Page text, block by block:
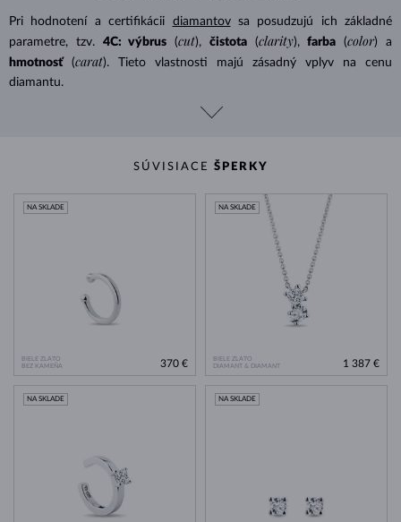
Pri hodnotení a certifikácii diamantovsa posudzujú ich základné
parametre, tzv.
4C: výbrus (cut), čistota (clarity), farba (color) a
hmotnosť
(carat). Tieto vlastnosti majú zásadný vplyv na cenu
diamantu.
SÚVISIACE ŠPERKY
BIELE ZLATO
BEZ KAMEŇA
NA SKLADE
370 €
BIELE ZLATO
DIAMANT & DIAMANT
NA SKLADE
1 387 €
NA SKLADE NA SKLADE